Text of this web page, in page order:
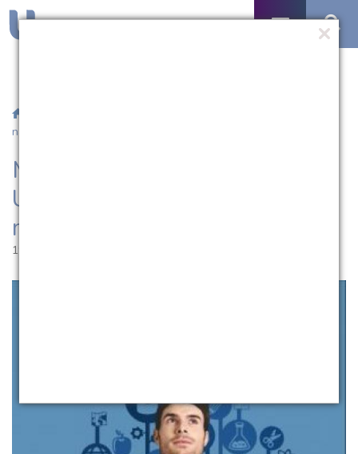
nas mensalidades
Mestrados e Doutorados da
UCPel terão até 50% nas
mensalidades
19.07.2017 | 18:41